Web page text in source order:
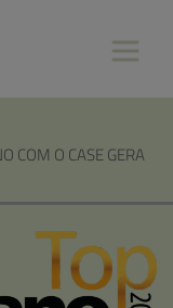
COM O CASE GERA